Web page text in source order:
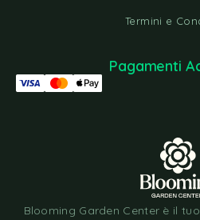
Termini e
Blooming Garden Center è il
Pagamenti